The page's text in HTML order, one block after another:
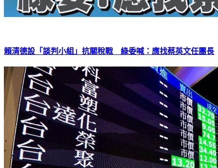
賴清德設「談判小組」抗關稅戰 綠委喊：應找蔡英文任團長